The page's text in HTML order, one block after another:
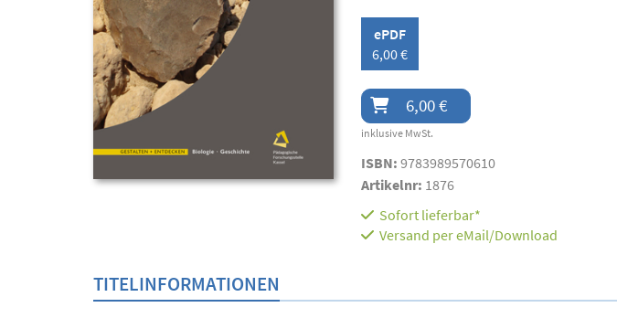
ePDF
6,00 €
6,00 €
inklusive MwSt.
ISBN: 9783989570610
Artikelnr: 1876
Sofort lieferbar*
Versand per eMail/Download
TITELINFORMATIONEN